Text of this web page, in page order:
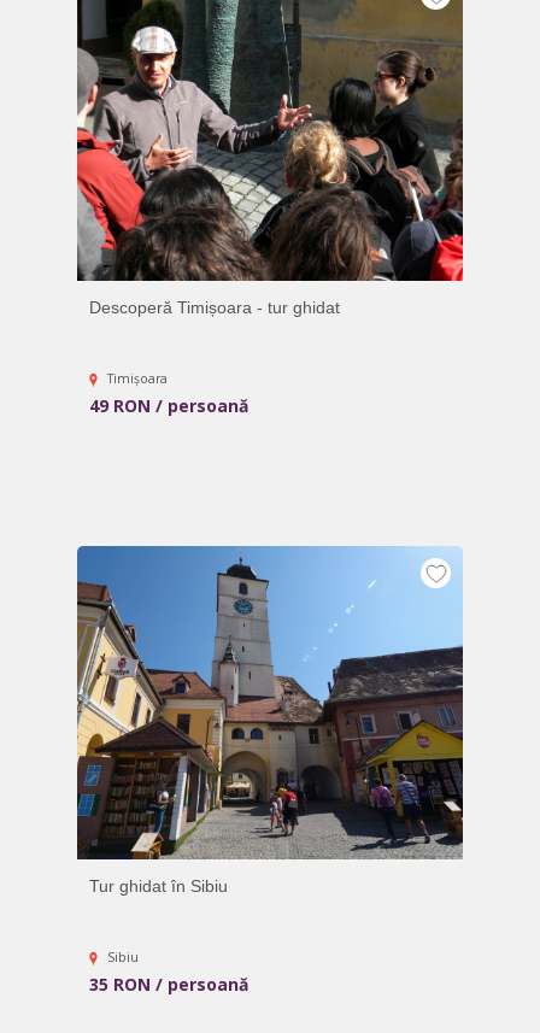
Descoperă Timișoara - tur ghidat
Timișoara
49 RON / persoană
Tur ghidat în Sibiu
Sibiu
35 RON / persoană